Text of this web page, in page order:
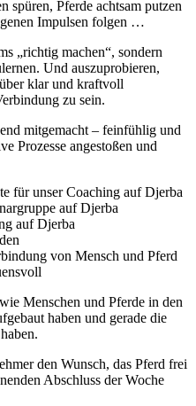
spüren, Pferde achtsam putzen
Impulsen folgen …
„richtig machen“, sondern
Und auszuprobieren,
klar und kraftvoll
zu sein.
mitgemacht – feinfühlig und
Prozesse angestoßen und
Menschen und Pferde in den
haben und gerade die
den Wunsch, das Pferd frei
Abschluss der Woche